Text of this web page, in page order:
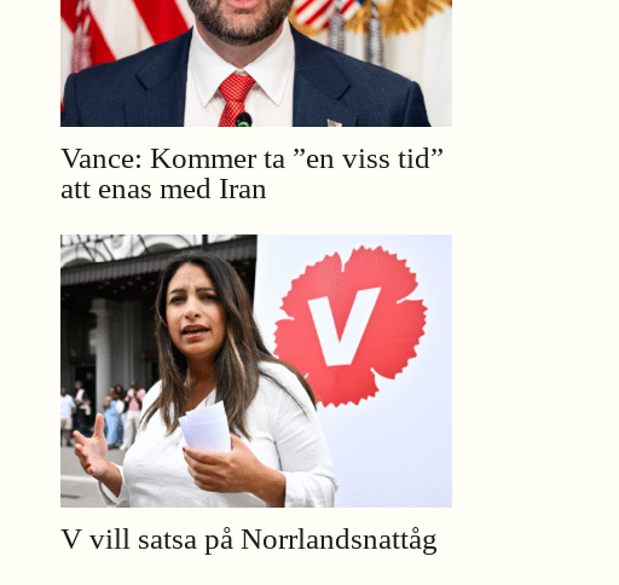
Vance: Kommer ta ”en viss tid”
att enas med Iran
V vill satsa på Norrlandsnattåg